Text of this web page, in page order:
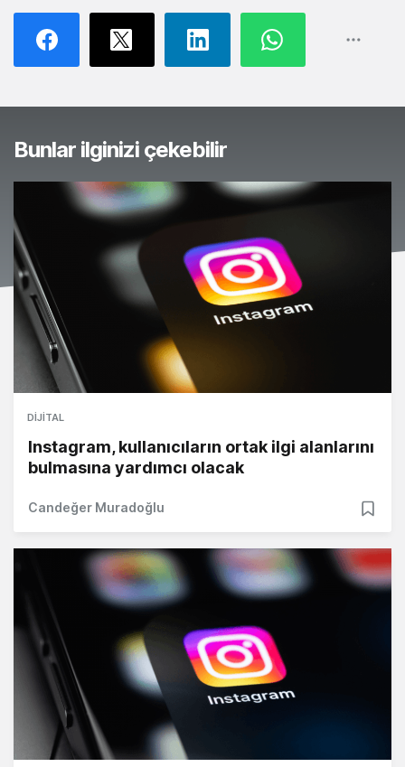
Bunlar ilginizi çekebilir
DIJITAL
Instagram, kullanıcıların ortak ilgi alanlarını
bulmasına yardımcı olacak
Candeğer Muradoğlu